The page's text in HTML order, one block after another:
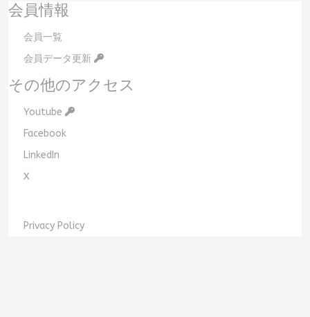
会員情報
会員一覧
会員データ更新
その他のアクセス
Youtube
Facebook
LinkedIn
X
Privacy Policy